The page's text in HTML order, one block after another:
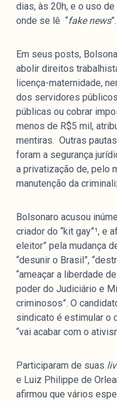
dias, às 20h, e o uso
onde se lê “fake news”.
Em seus posts,
abolir direitos
licença-maternidade,
dos servidores
públicas ou cobrar
menos de R$5 mil,
mentiras. Outras
foram a segurança
a privatização de, pelo
manutenção da
Bolsonaro acusou
criador do “kit gay”¹, e
eleitor” pela mudança
“desunir o Brasil”,
“ameaçar a liberdade
poder do Judiciário e
criminosos”. O
sindicato é estimular o
“vai acabar com o
Participaram de suas
e Luiz Philippe de
afirmou que vários